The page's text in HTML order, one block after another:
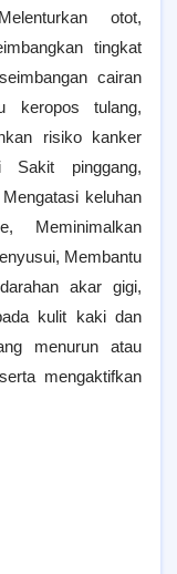
otot,
tingkat
cairan
keropos tulang,
risiko kanker
Sakit pinggang,
keluhan
Meminimalkan
Membantu
akar gigi,
kulit kaki dan
menurun atau
mengaktifkan